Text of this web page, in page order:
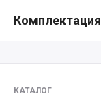
Комплектация
КАТАЛОГ